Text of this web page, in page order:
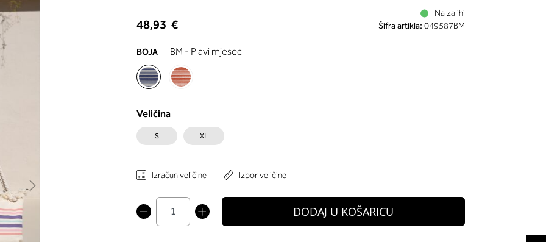
48,93 €
Na zalihi
Šifra artikla: 049587BM
BOJA BM - Plavi mjesec
Veličina
S XL
Izračun veličine Izbor veličine
DODAJ U KOŠARICU